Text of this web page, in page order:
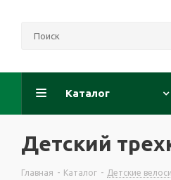
Каталог
Детский
Главная - Каталог - Детские